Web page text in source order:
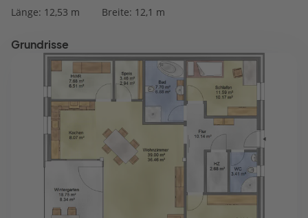
Länge: 12,53 m Breite: 12,1 m
Grundrisse